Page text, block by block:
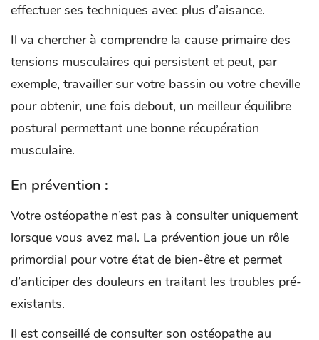
effectuer ses techniques avec plus d’aisance.
Il va chercher à comprendre la cause primaire des
tensions musculaires qui persistent et peut, par
exemple, travailler sur votre bassin ou votre cheville
pour obtenir, une fois debout, un meilleur équilibre
postural permettant une bonne récupération
musculaire.
En prévention :
Votre ostéopathe n’est pas à consulter uniquement
lorsque vous avez mal. La prévention joue un rôle
primordial pour votre état de bien-être et permet
d’anticiper des douleurs en traitant les troubles pré-
existants.
Il est conseillé de consulter son ostéopathe au